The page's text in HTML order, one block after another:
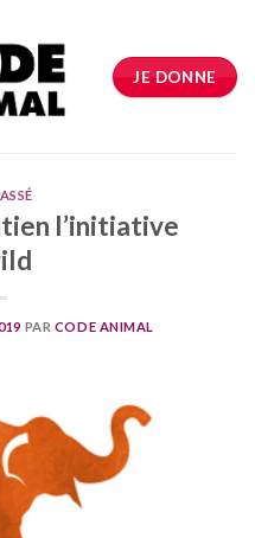
JE DONNE
l’initiative
PAR CODE ANIMAL